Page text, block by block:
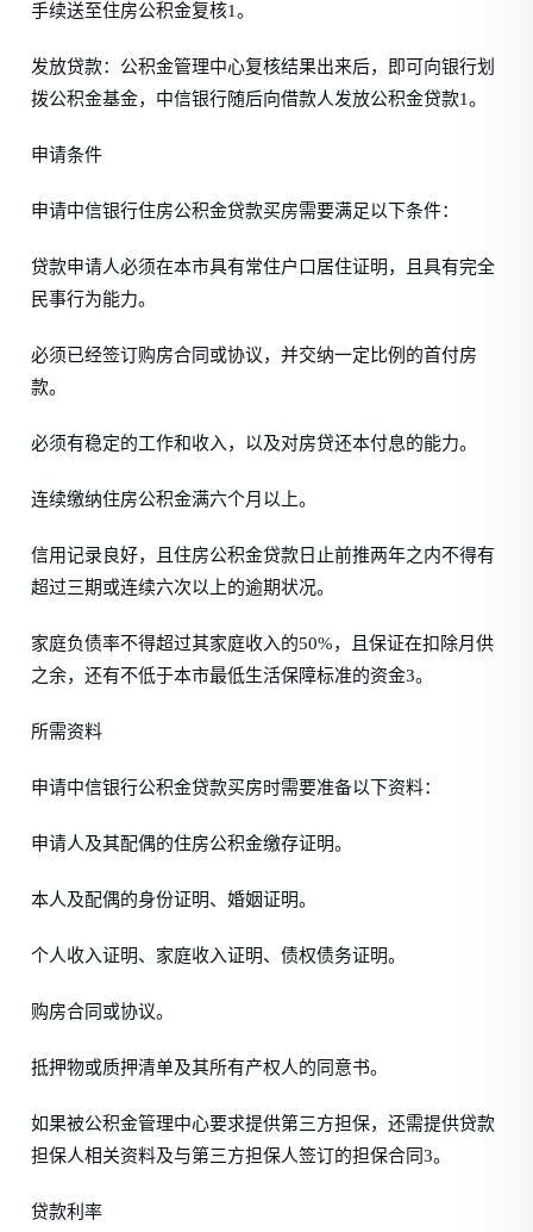
手续送至住房公积金复核1。
发放贷款：公积金管理中心复核结果出来后，即可向银行划
拨公积金基金，中信银行随后向借款人发放公积金贷款1。
申请条件
申请中信银行住房公积金贷款买房需要满足以下条件：
贷款申请人必须在本市具有常住户口居住证明，且具有完全
民事行为能力。
必须已经签订购房合同或协议，并交纳一定比例的首付房
款。
必须有稳定的工作和收入，以及对房贷还本付息的能力。
连续缴纳住房公积金满六个月以上。
信用记录良好，且住房公积金贷款日止前推两年之内不得有
超过三期或连续六次以上的逾期状况。
家庭负债率不得超过其家庭收入的50%，且保证在扣除月供
之余，还有不低于本市最低生活保障标准的资金3。
所需资料
申请中信银行公积金贷款买房时需要准备以下资料：
申请人及其配偶的住房公积金缴存证明。
本人及配偶的身份证明、婚姻证明。
个人收入证明、家庭收入证明、债权债务证明。
购房合同或协议。
抵押物或质押清单及其所有产权人的同意书。
如果被公积金管理中心要求提供第三方担保，还需提供贷款
担保人相关资料及与第三方担保人签订的担保合同3。
贷款利率